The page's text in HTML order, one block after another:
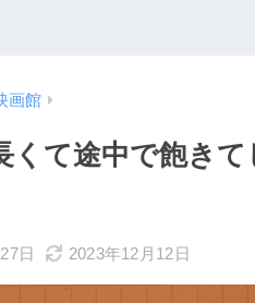
画館
くて途中で飽き
日 2023年12月12日